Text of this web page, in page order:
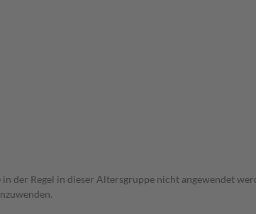
der Regel in dieser Altersgruppe nicht angewendet